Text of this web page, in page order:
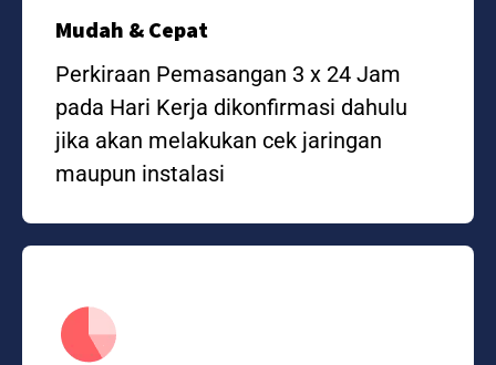
Mudah & Cepat
Perkiraan Pemasangan 3 x 24 Jam
pada Hari Kerja dikonfirmasi dahulu
jika akan melakukan cek jaringan
maupun instalasi